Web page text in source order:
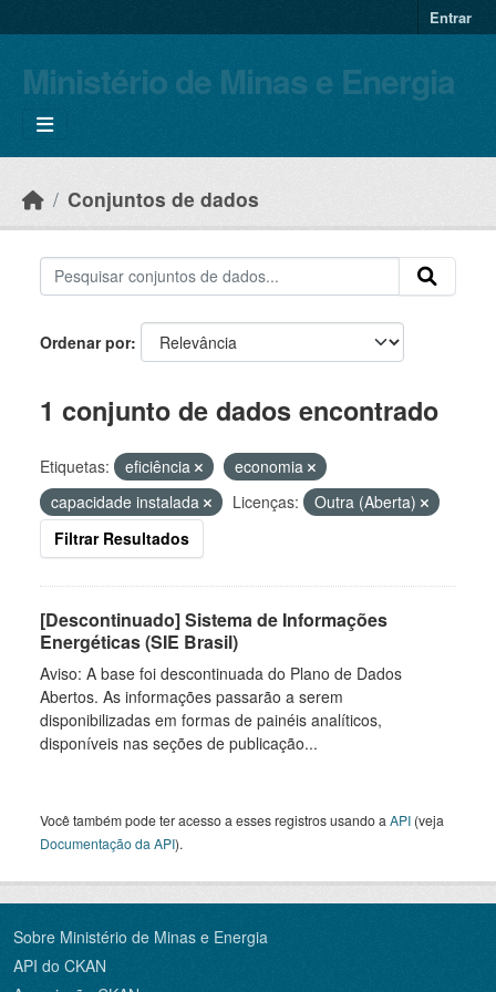
Entrar
Ministério de Minas e Energia
Conjuntos de dados
Ordenar por
1 conjunto de dados encontrado
Etiquetas: eficiência
economia
capacidade instalada
Licenças:
Outra (Aberta)
Filtrar Resultados
[Descontinuado] Sistema de Informações
Energéticas (SIE Brasil)
Aviso: A base foi descontinuada do Plano de Dados
Abertos. As informações passarão a serem
disponibilizadas em formas de painéis analíticos,
disponíveis nas seções de publicação...
Você também pode ter acesso a esses registros usando a API (veja
Documentação da API).
Sobre Ministério de Minas e Energia
API do CKAN